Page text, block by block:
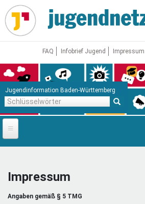
Direkt
zum
Inhalt
FAQ Infobrief Jugend Impressum
Jugendinformation Baden-Württemberg
Startseite
Jugendnetz
Freizeit & Reisen
Vor Ort
Impressum
Angaben gemäß § 5 TMG